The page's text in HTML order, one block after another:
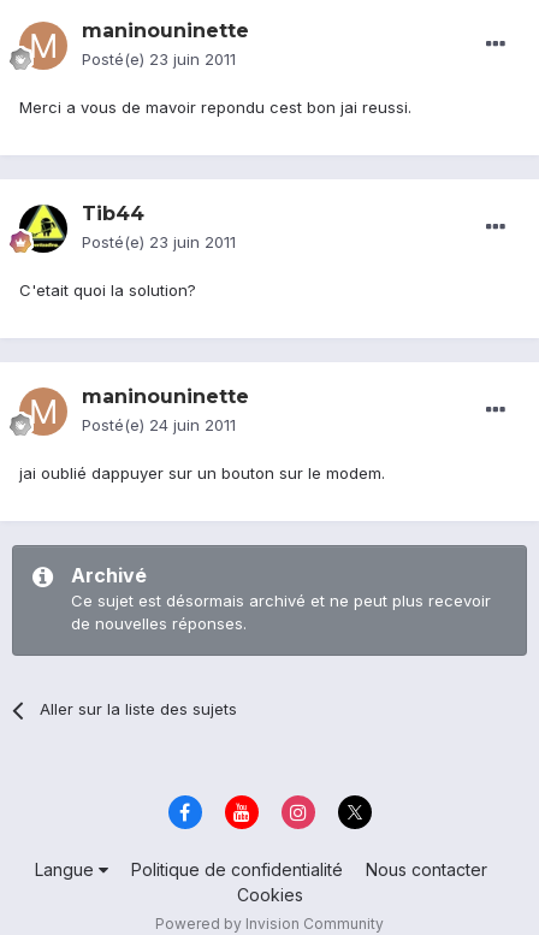
maninouninette
Posté(e) 23 juin 2011
Merci a vous de mavoir repondu cest bon jai reussi.
Tib44
Posté(e) 23 juin 2011
C'etait quoi la solution?
maninouninette
Posté(e) 24 juin 2011
jai oublié dappuyer sur un bouton sur le modem.
Archivé
Ce sujet est désormais archivé et ne peut plus recevoir
de nouvelles réponses.
Aller sur la liste des sujets
Langue Politique de confidentialité
Nous contacter
Cookies
Powered by Invision Community